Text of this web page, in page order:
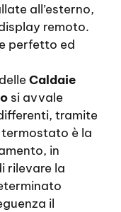
all’esterno,
remoto.
perfetto ed
Caldaie
si avvale
tramite
è la
in
rilevare la
il